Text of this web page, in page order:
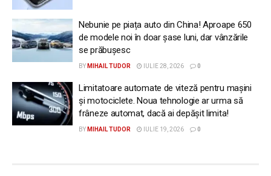
Nebunie pe piața auto din China! Aproape 650
de modele noi în doar șase luni, dar vânzările
se prăbușesc
BY MIHAIL TUDOR IULIE 28, 2026 0
Limitatoare automate de viteză pentru mașini
și motociclete. Noua tehnologie ar urma să
frâneze automat, dacă ai depășit limita!
BY MIHAIL TUDOR IULIE 19, 2026 0